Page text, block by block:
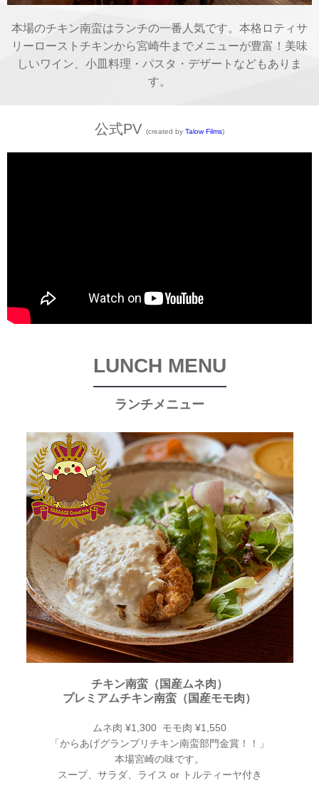
本場のチキン南蛮はランチの一番人気です。本格ロティサ
リーローストチキンから宮崎牛までメニューが豊富！美味
しいワイン、小皿料理・パスタ・デザートなどもありま
す。
公式PV (created by Talow Films)
LUNCH MENU
ランチメニュー
チキン南蛮（国産ムネ肉）
プレミアムチキン南蛮（国産モモ肉）
ムネ肉 ¥1,300 モモ肉 ¥1,550
「からあげグランプリチキン南蛮部門金賞！！」
本場宮崎の味です。
スープ、サラダ、ライス or トルティーヤ付き